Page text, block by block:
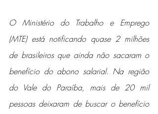
O Ministério do Trabalho e Emprego
(MTE) está notificando quase 2 milhões
de brasileiros que ainda não sacaram o
benefício do abono salarial. Na região
do Vale do Paraíba, mais de 20 mil
pessoas deixaram de buscar o benefício